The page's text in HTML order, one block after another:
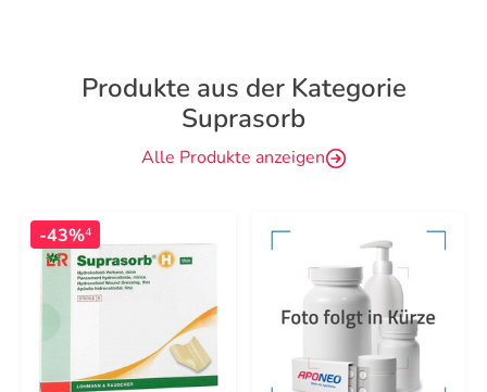
Produkte aus der Kategorie
Suprasorb
Alle Produkte anzeigen
-43%4